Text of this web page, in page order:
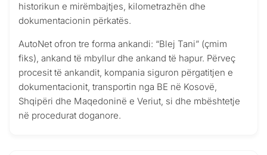
historikun e mirëmbajtjes, kilometrazhën dhe
dokumentacionin përkatës.
AutoNet ofron tre forma ankandi: “Blej Tani” (çmim
fiks), ankand të mbyllur dhe ankand të hapur. Përveç
procesit të ankandit, kompania siguron përgatitjen e
dokumentacionit, transportin nga BE në Kosovë,
Shqipëri dhe Maqedoninë e Veriut, si dhe mbështetje
në procedurat doganore.